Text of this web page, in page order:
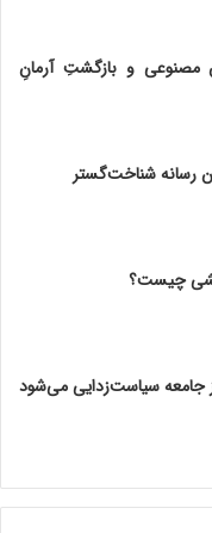
مصنوعی و بازگشتِ آرمانِ
شناخت‌گستر
چیست؟
جامعه سیاست‌زدایی می‌شود